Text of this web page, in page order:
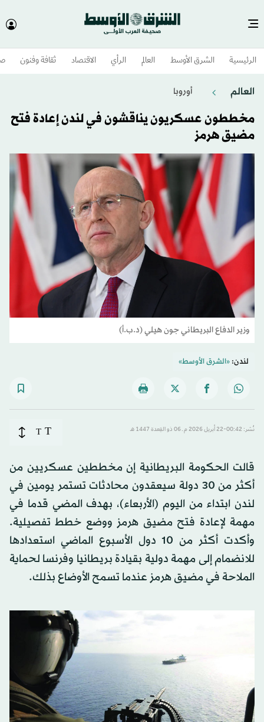
الرئيسية الشرق الأوسط​ العالم الرأي الاقتصاد ثقافة وفنون
العالم أوروبا
مخططون عسكريون يناقشون في لندن إعادة فتح
مضيق هرمز
وزير الدفاع البريطاني جون هيلي (د.ب.أ)
لندن:«الشرق الأوسط»
نُشر: 00:42-22 أبريل 2026 م ـ 06 ذو القِعدة 1447 هـ T
T
قالت الحكومة البريطانية إن مخططين عسكريين من
أكثر من 30 دولة سيعقدون محادثات ​تستمر يومين في
لندن ابتداء من اليوم (الأربعاء)، بهدف المضي قدما في
مهمة لإعادة فتح مضيق هرمز ووضع خطط تفصيلية.
وأكدت أكثر من 10 دول الأسبوع الماضي استعدادها
للانضمام إلى مهمة دولية ‌بقيادة بريطانيا ‌وفرنسا لحماية
الملاحة ​في ‌مضيق ⁠هرمز ​عندما تسمح الأوضاع ⁠بذلك.